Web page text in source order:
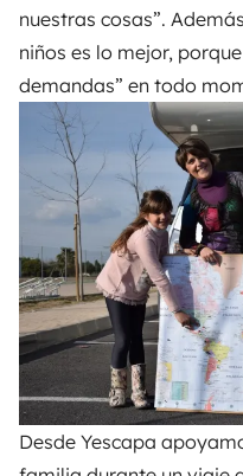
nuestras cosas”.
niños es lo mejor,
demandas” en todo
Desde Yescapa